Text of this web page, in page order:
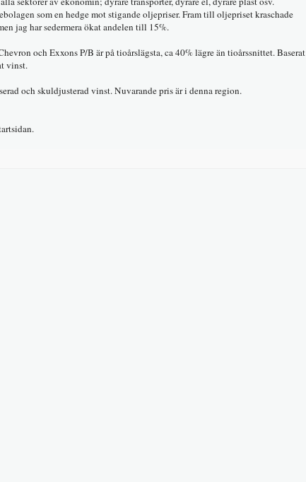
som en hedge mot stigande oljepriser. Fram till oljepriset kraschade
jag har sedermera ökat andelen till 15%.
och Exxons P/B är på tioårslägsta, ca 40% lägre än tioårssnittet. Baserat
vinst.
och skuldjusterad vinst. Nuvarande pris är i denna region.